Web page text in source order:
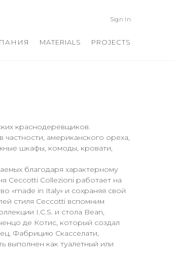
Sign In
MATERIALS PROJECTS
краснодеревщиков.
американского ореха,
шкафы, комоды, кровати,
благодаря характерному
Ceccotti Collezioni работает на
«made in Italy» и сохраняя свой
стиля Ceccotti вспомним
I.C.S. и стола Bean,
де Котис, который создал
Фабрицию Скасселати,
выполнен как туалетный или